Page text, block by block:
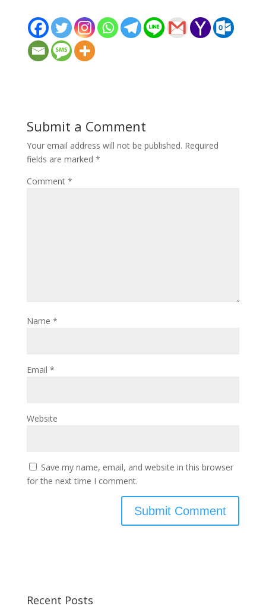
Submit a Comment
Your email address will not be published. Required
fields are marked *
Comment *
Name *
Email *
Website
Save my name, email, and website in this browser
for the next time I comment.
Recent Posts